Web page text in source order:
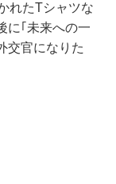
れたTシャツな
に｢未来への一
交官になりた